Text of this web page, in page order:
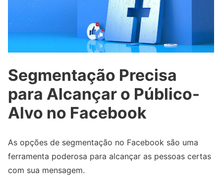
Segmentação Precisa
para Alcançar o Público-
Alvo no Facebook
As opções de segmentação no Facebook são uma
ferramenta poderosa para alcançar as pessoas certas
com sua mensagem.